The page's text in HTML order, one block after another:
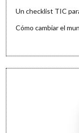
Un checklist TIC
Cómo cambiar el